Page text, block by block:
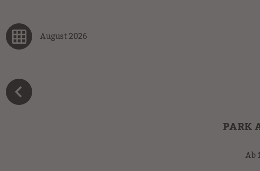
August 2026
PARK
Ab